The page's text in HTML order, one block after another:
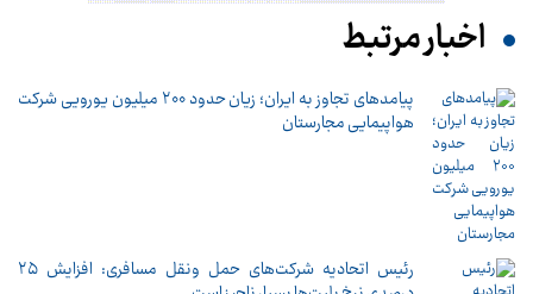
اخبار مرتبط
پیامدهای تجاوز به ایران؛ زیان حدود ۲۰۰ میلیون یورویی شرکت
هواپیمایی مجارستان
رئیس اتحادیه شرکت‌های حمل ونقل مسافری: افزایش ۲۵